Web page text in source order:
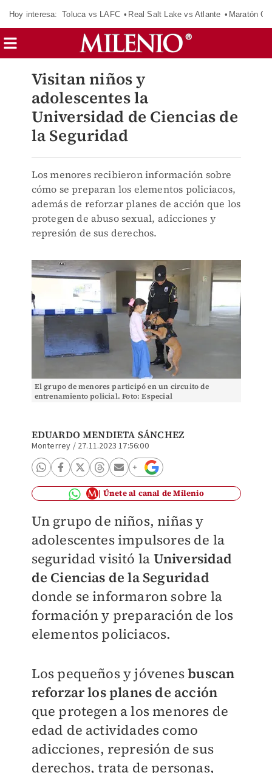
Hoy interesa: Toluca vs LAFC Real Salt Lake vs Atlante Maratón
Visitan niños y
adolescentes la
Universidad de Ciencias de
la Seguridad
Los menores recibieron información sobre
cómo se preparan los elementos policiacos,
además de reforzar planes de acción que los
protegen de abuso sexual, adicciones y
represión de sus derechos.
El grupo de menores participó en un circuito de
entrenamiento policial. Foto: Especial
EDUARDO MENDIETA SÁNCHEZ
Monterrey / 27.11.2023 17:56:00
Únete al canal de Milenio
Un grupo de niños, niñas y
adolescentes impulsores de la
seguridad visitó la Universidad
de Ciencias de la Seguridad
donde se informaron sobre la
formación y preparación de los
elementos policiacos.
Los pequeños y jóvenesbuscan
reforzar los planes de acción
que protegen a los menores de
edad de actividades como
adicciones, represión de sus
derechos, trata de personas,